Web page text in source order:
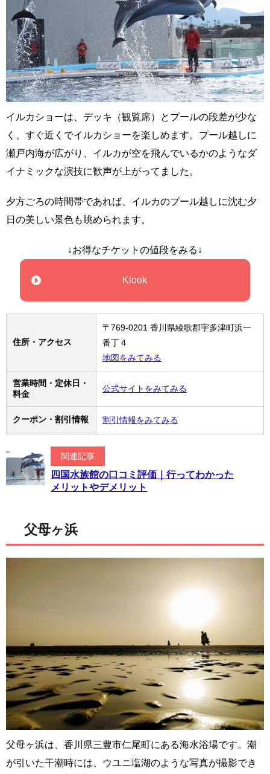
イルカショーは、デッキ（観覧席）とプールの段差が少な
く、すぐ近くでイルカショーを楽しめます。プール越しに
瀬戸内海が広がり、イルカが空を飛んでいるかのようなダ
イナミックな演技に歓声が上がってました。
夕方ごろの時間帯であれば、イルカのプール越しに沈む夕
日の美しい景色も眺められます。
↓お得なチケットの値段をみる↓
Klook
住所・アクセス
〒769-0201 香川県綾歌郡宇多津町浜一
番丁４
地図をみてみる
営業時間・定休日・
料金
公式サイトをみてみる
クーポン・割引情報 割引情報をみてみる
関連記事
四国水族館の口コミ評価｜行ってわかった
メリットやデメリット
父母ヶ浜
父母ヶ浜は、香川県三豊市仁尾町にある海水浴場です。潮
が引いた干潮時には、ウユニ塩湖のような写真が撮影でき